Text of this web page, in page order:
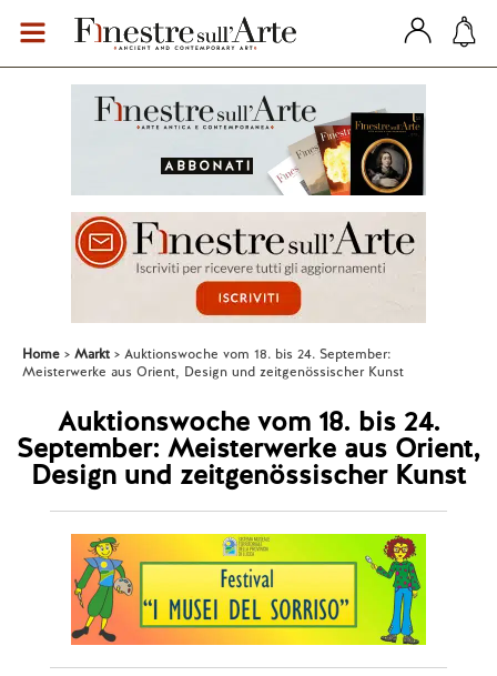
Home Markt
Auktionswoche vom 18. bis 24. September:
Meisterwerke aus Orient, Design und zeitgenössischer Kunst
Auktionswoche vom 18. bis 24.
September: Meisterwerke aus Orient,
Design und zeitgenössischer Kunst